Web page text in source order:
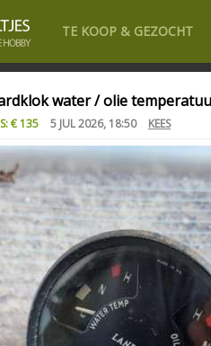
TE KOOP & GEZOCHT
water / olie
€ 135 5 JUL 2026, 18:50 KEES